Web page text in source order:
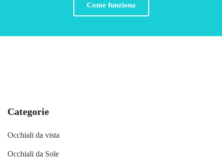
Come funziona
Categorie
Occhiali da vista
Occhiali da Sole